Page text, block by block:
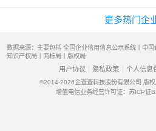
更多热门企
数据来源：主要包括 全国企业信用信息公示系统丨中
知识产权局丨商标局丨版权局
用户协议 隐私政策 个人信息
©2014-2026企查查科技股份有限公司 版
增值电信业务经营许可证：苏ICP证